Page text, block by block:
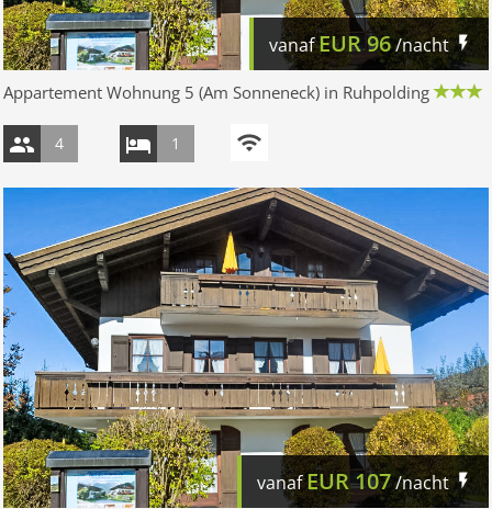
vanafEUR96/nacht
Appartement Wohnung 5 (Am Sonneneck) in Ruhpolding
4 1
vanafEUR107/nacht